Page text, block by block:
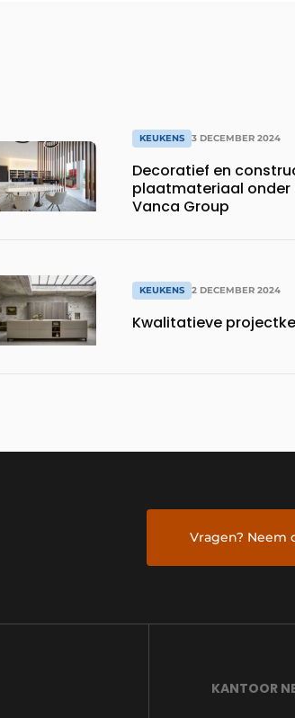
KEUKENS 3 DECEMBER 2024
Decoratief en
plaatmateriaal onder
Vanca Group
KEUKENS 2 DECEMBER 2024
Kwalitatieve
Vragen? Neem
KANTOOR